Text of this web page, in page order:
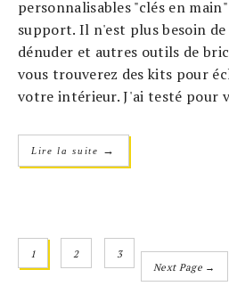
personnalisables "clés en
support. Il n'est plus besoin
dénuder et autres outils de
vous trouverez des kits pour
votre intérieur. J'ai testé pour
Lire la suite →
1 2
3
Next Page →